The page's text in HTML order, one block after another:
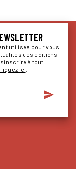
utilisée pour vous
des éditions
à tout
ici
send